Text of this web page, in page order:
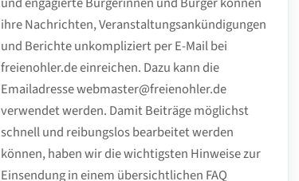
ihre Nachrichten, Veranstaltungsankündigungen
und Berichte unkompliziert per E-Mail bei
freienohler.de einreichen. Dazu kann die
Emailadresse webmaster@freienohler.de
verwendet werden. Damit Beiträge möglichst
schnell und reibungslos bearbeitet werden
können, haben wir die wichtigsten Hinweise zur
Einsendung in einem übersichtlichen FAQ